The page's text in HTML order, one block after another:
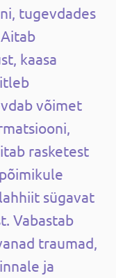
tugevdades
kaasa
võimet
rasketest
sügavat
Vabastab
traumad,
ja